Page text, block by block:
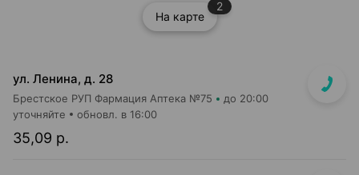
На карте
2
ул. Ленина, д. 28
Брестское РУП Фармация Аптека №75 до 20:00
35,09 р.
уточняйте обновл. в 16:00